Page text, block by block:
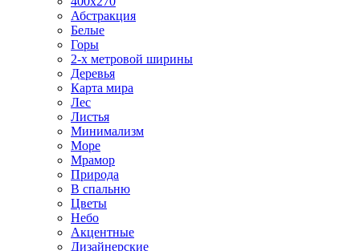
Абстракция
Белые
Горы
2-х метровой ширины
Деревья
Карта мира
Лес
Листья
Минимализм
Море
Мрамор
Природа
В спальню
Цветы
Небо
Акцентные
Дизайнерские